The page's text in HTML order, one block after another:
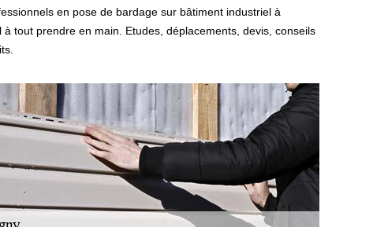
en pose de bardage sur bâtiment industriel à
à tout prendre en main. Etudes, déplacements, devis, conseils